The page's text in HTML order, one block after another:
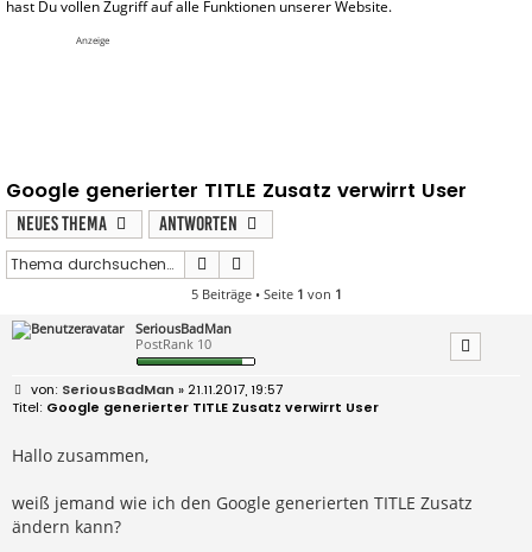
Anzeige
Google generierter TITLE Zusatz verwirrt User
Neues Thema
Antworten
Suche
5 Beiträge • Seite 1 von 1
SeriousBadMan
PostRank 10
B
e
i
r
a
SeriousBadMan » 21.11.2017, 19:57
Google generierter TITLE Zusatz verwirrt User
Hallo zusammen,
weiß jemand wie ich den Google generierten TITLE Zusatz
ändern kann?